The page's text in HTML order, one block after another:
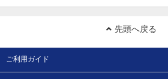
先頭へ戻る
ご利用ガイド